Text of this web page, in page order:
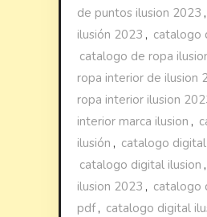
de puntos ilusion 2023 ,
ilusión 2023 , catalogo
catalogo de ropa
ropa interior de ilusion
ropa interior ilusion
interior marca ilusion ,
ilusión , catalogo
catalogo digital ilusion ,
ilusion 2023 , catalogo
pdf, catalogo digital